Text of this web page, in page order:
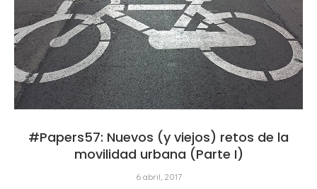
#Papers57: Nuevos (y viejos) retos de la
movilidad urbana (Parte I)
6 abril, 2017